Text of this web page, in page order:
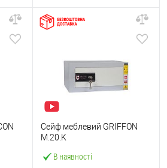
В наявності
Сейф меблевий GRIFFON
M.20.K